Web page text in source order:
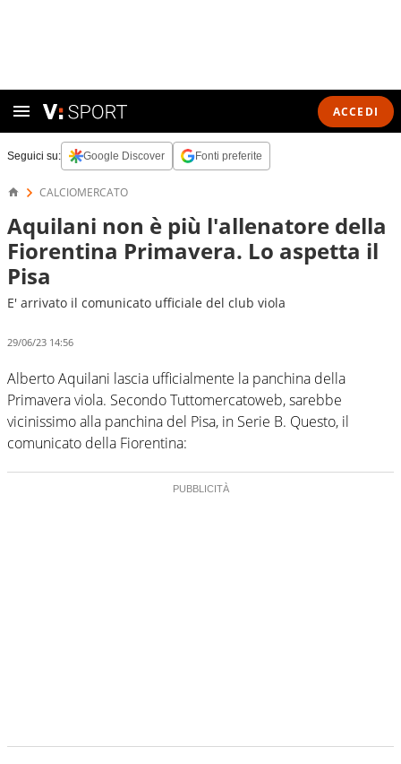
ACCEDI
Seguici su: Google Discover Fonti preferite
CALCIOMERCATO
Aquilani non è più l'allenatore della
Fiorentina Primavera. Lo aspetta il
Pisa
E' arrivato il comunicato ufficiale del club viola
29/06/23 14:56
Alberto Aquilani lascia ufficialmente la panchina della
Primavera viola. Secondo Tuttomercatoweb, sarebbe
vicinissimo alla panchina del Pisa, in Serie B. Questo, il
comunicato della Fiorentina: